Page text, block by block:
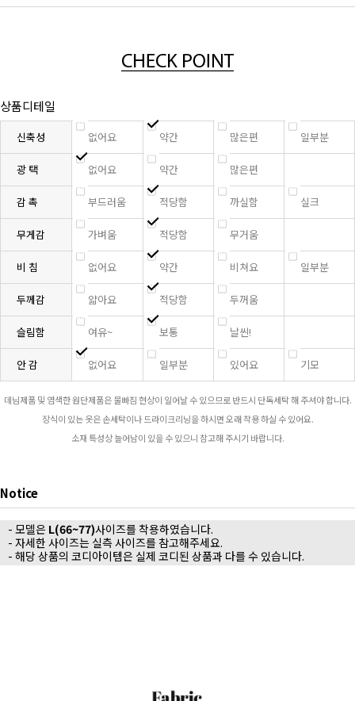
상품디테일
신축성 없어요 약간 많은편 일부분
광 택 없어요 약간 많은편
감 촉 부드러움 적당함 까실함 실크
무게감 가벼움 적당함 무거움
비 침 없어요 약간 비쳐요 일부분
두께감 얇아요 적당함 두꺼움
슬림함 여유~ 보통 날씬!
안 감 없어요 일부분 있어요 기모
데님제품 및 염색한 원단제품은 물빠짐 현상이 일어날 수 있으므로 반드시 단독세탁 해 주셔야 합니다.
장식이 있는 옷은 손세탁이나 드라이크리닝을 하시면 오래 착용 하실 수 있어요.
소재 특성상 늘어남이 있을 수 있으니 참고해 주시기 바랍니다.
Notice
- 모델은 L(66~77)사이즈를 착용하였습니다.
- 자세한 사이즈는 실측 사이즈를 참고해주세요.
- 해당 상품의 코디아이템은 실제 코디된 상품과 다를 수 있습니다.